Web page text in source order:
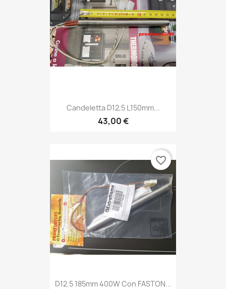
Candeletta D12,5 L150mm...
43,00 €
D12.5 185mm 400W Con FASTON...
favorite_border